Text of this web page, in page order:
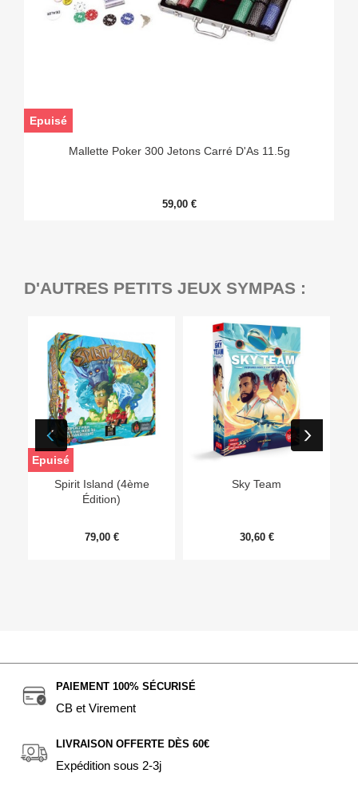
Mallette Poker 300 Jetons Carré D'As 11.5g
59,00 €
Epuisé
D'AUTRES PETITS JEUX SYMPAS :
Spirit Island (4ème
Édition)
79,00 €
Epuisé
Sky Team
30,60 €
PAIEMENT 100% SÉCURISÉ
CB et Virement
LIVRAISON OFFERTE DÈS 60€
Expédition sous 2-3j